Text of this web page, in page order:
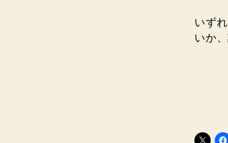
いず
いか